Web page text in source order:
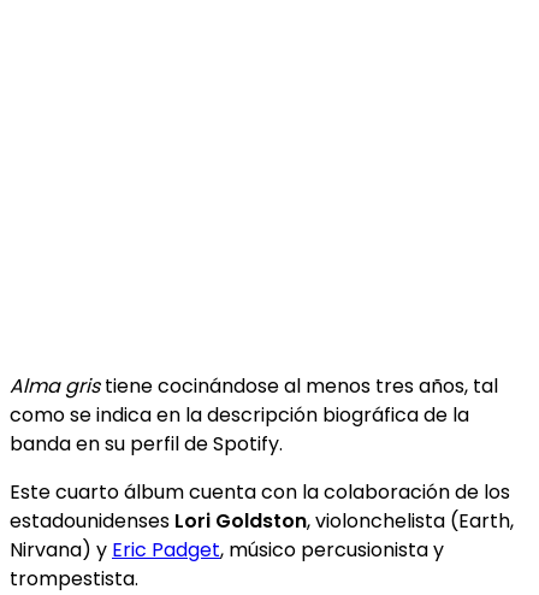
Alma gristiene cocinándose al menos tres años, tal
como se indica en la descripción biográfica de la
banda en su perfil de Spotify.
Este cuarto álbum cuenta con la colaboración de los
estadounidenses Lori Goldston, violonchelista (Earth,
Nirvana) y Eric Padget, músico percusionista y
trompestista.